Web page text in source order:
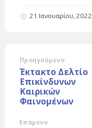
21 Ιανουαρίου, 2022
Προηγούμενο
Έκτακτο Δελτίο
Επικίνδυνων
Καιρικών
Φαινομένων
Επόμενο